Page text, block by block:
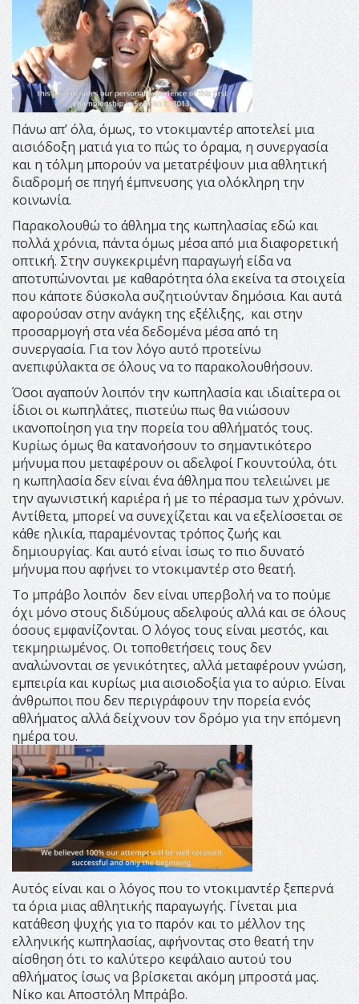
Πάνω απ’ όλα, όμως, το ντοκιμαντέρ αποτελεί μια
αισιόδοξη ματιά για το πώς το όραμα, η συνεργασία
και η τόλμη μπορούν να μετατρέψουν μια αθλητική
διαδρομή σε πηγή έμπνευσης για ολόκληρη την
κοινωνία.
Παρακολουθώ το άθλημα της κωπηλασίας εδώ και
πολλά χρόνια, πάντα όμως μέσα από μια διαφορετική
οπτική. Στην συγκεκριμένη παραγωγή είδα να
αποτυπώνονται με καθαρότητα όλα εκείνα τα στοιχεία
που κάποτε δύσκολα συζητιούνταν δημόσια. Και αυτά
αφορούσαν στην ανάγκη της εξέλιξης, και στην
προσαρμογή στα νέα δεδομένα μέσα από τη
συνεργασία. Για τον λόγο αυτό προτείνω
ανεπιφύλακτα σε όλους να το παρακολουθήσουν.
Όσοι αγαπούν λοιπόν την κωπηλασία και ιδιαίτερα οι
ίδιοι οι κωπηλάτες, πιστεύω πως θα νιώσουν
ικανοποίηση για την πορεία του αθλήματός τους.
Κυρίως όμως θα κατανοήσουν το σημαντικότερο
μήνυμα που μεταφέρουν οι αδελφοί Γκουντούλα, ότι
η κωπηλασία δεν είναι ένα άθλημα που τελειώνει με
την αγωνιστική καριέρα ή με το πέρασμα των χρόνων.
Αντίθετα, μπορεί να συνεχίζεται και να εξελίσσεται σε
κάθε ηλικία, παραμένοντας τρόπος ζωής και
δημιουργίας. Και αυτό είναι ίσως το πιο δυνατό
μήνυμα που αφήνει το ντοκιμαντέρ στο θεατή.
Το μπράβο λοιπόν δεν είναι υπερβολή να το πούμε
όχι μόνο στους διδύμους αδελφούς αλλά και σε όλους
όσους εμφανίζονται. Ο λόγος τους είναι μεστός, και
τεκμηριωμένος. Οι τοποθετήσεις τους δεν
αναλώνονται σε γενικότητες, αλλά μεταφέρουν γνώση,
εμπειρία και κυρίως μια αισιοδοξία για το αύριο. Είναι
άνθρωποι που δεν περιγράφουν την πορεία ενός
αθλήματος αλλά δείχνουν τον δρόμο για την επόμενη
ημέρα του.
Αυτός είναι και ο λόγος που το ντοκιμαντέρ ξεπερνά
τα όρια μιας αθλητικής παραγωγής. Γίνεται μια
κατάθεση ψυχής για το παρόν και το μέλλον της
ελληνικής κωπηλασίας, αφήνοντας στο θεατή την
αίσθηση ότι το καλύτερο κεφάλαιο αυτού του
αθλήματος ίσως να βρίσκεται ακόμη μπροστά μας.
Νίκο και Αποστόλη Μπράβο.